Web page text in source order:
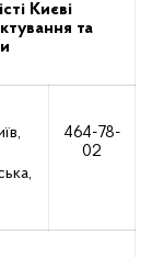
Києві
та
464-78-
02